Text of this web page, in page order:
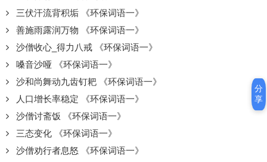
三伏汗流背积垢 《环保词语一》
善施雨露润万物 《环保词语一》
沙僧收心_得力八戒 《环保词语一》
嗓音沙哑 《环保词语一》
沙和尚舞动九齿钉耙 《环保词语一》
人口增长率稳定 《环保词语一》
沙僧讨斋饭 《环保词语一》
三态变化 《环保词语一》
沙僧劝行者息怒 《环保词语一》
分
享